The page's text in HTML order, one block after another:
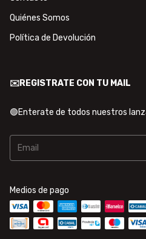
Quiénes Somos
Política de Devolución
✉️REGISTRATE CON TU MAIL
🟢Enterate de todos nuestros
Medios de pago